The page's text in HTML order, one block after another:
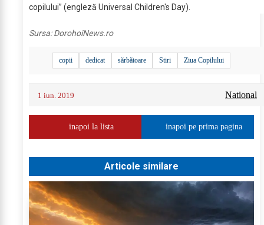
copilului” (engleză Universal Children's Day).
Sursa:DorohoiNews.ro
copii dedicat sărbătoare Stiri Ziua Copilului
1 iun. 2019 National
inapoi la lista inapoi pe prima pagina
Articole similare